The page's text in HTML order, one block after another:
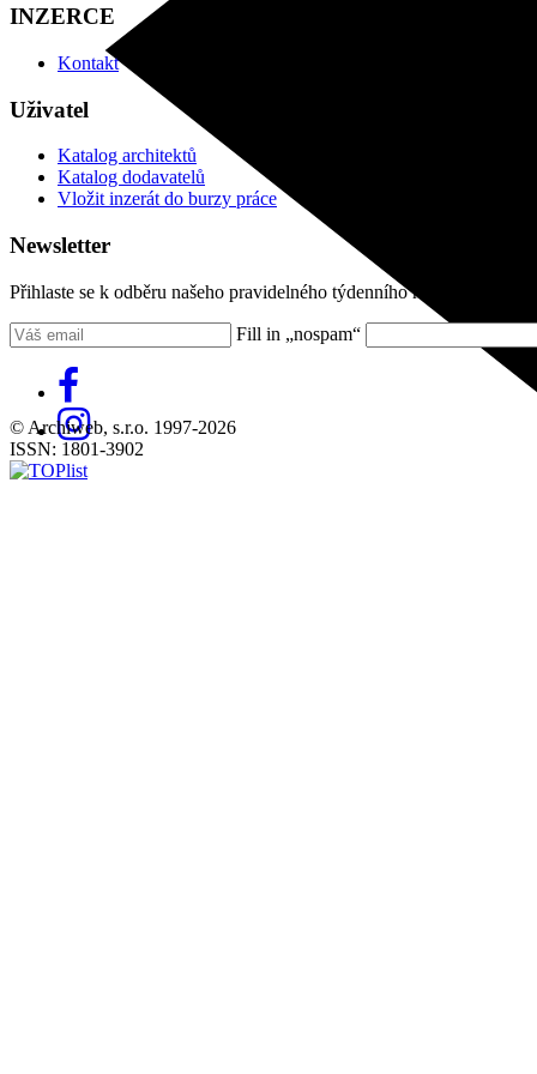
INZERCE
Kontakt
Uživatel
Katalog architektů
Katalog dodavatelů
Vložit inzerát do burzy práce
Newsletter
Přihlaste se k odběru našeho pravidelného týdenního newsletteru:
Fill in „nospam“
© Archiweb, s.r.o. 1997-2026
ISSN: 1801-3902